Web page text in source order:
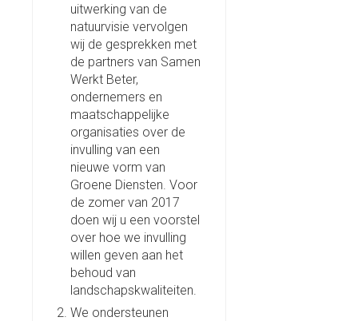
uitwerking van de
natuurvisie vervolgen
wij de gesprekken met
de partners van Samen
Werkt Beter,
ondernemers en
maatschappelijke
organisaties over de
invulling van een
nieuwe vorm van
Groene Diensten. Voor
de zomer van 2017
doen wij u een voorstel
over hoe we invulling
willen geven aan het
behoud van
landschapskwaliteiten.
We ondersteunen